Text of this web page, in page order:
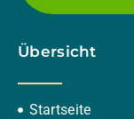
Übersicht
Startseite